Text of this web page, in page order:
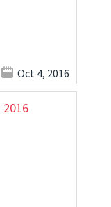
Oct 4, 2016